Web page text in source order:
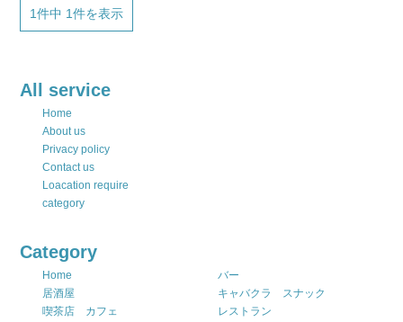
1件中 1件を表示
All service
Home
About us
Privacy policy
Contact us
Loacation require
category
Category
Home
バー
居酒屋
キャバクラ スナック
喫茶店 カフェ
レストラン